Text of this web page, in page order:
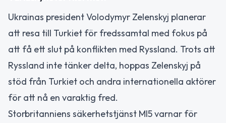
Ukrainas president Volodymyr Zelenskyj planerar
att resa till Turkiet för fredssamtal med fokus på
att få ett slut på konflikten med Ryssland. Trots att
Ryssland inte tänker delta, hoppas Zelenskyj på
stöd från Turkiet och andra internationella aktörer
för att nå en varaktig fred.
Storbritanniens säkerhetstjänst MI5 varnar för